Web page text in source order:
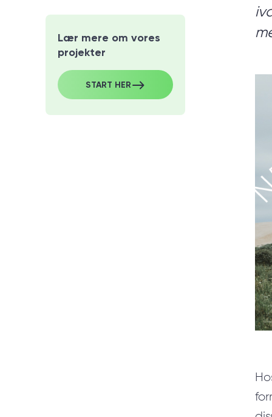
Lær mere om vores
projekter
START HER